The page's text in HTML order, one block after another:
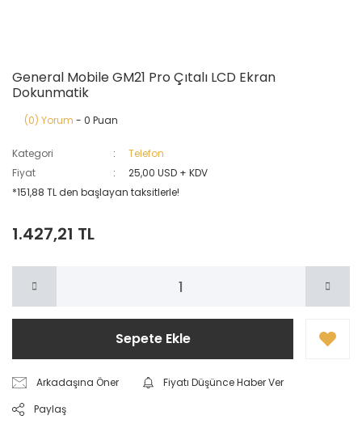
General Mobile GM21 Pro Çıtalı LCD Ekran
Dokunmatik
(0) Yorum - 0 Puan
Kategori
Telefon
Fiyat
25,00 USD + KDV
*151,88 TL den başlayan taksitlerle!
1.427,21 TL
Sepete Ekle
Arkadaşına Öner
Fiyatı Düşünce Haber Ver
Paylaş